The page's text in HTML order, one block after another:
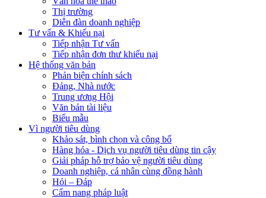
Thị trường
Diễn đàn doanh nghiệp
Tư vấn & Khiếu nại
Tiếp nhận Tư vấn
Tiếp nhận đơn thư khiếu nại
Hệ thống văn bản
Phản biện chính sách
Đảng, Nhà nước
Trung ương Hội
Văn bản tài liệu
Biểu mẫu
Vì người tiêu dùng
Khảo sát, bình chọn và công bố
Hàng hóa - Dịch vụ người tiêu dùng tin cậy
Giải pháp hỗ trợ bảo vệ người tiêu dùng
Doanh nghiệp, cá nhân cùng đồng hành
Hỏi – Đáp
Cẩm nang pháp luật